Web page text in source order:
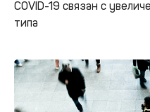
COVID-19 связан с
типа